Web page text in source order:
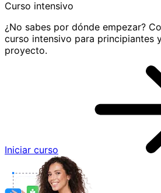
Curso intensivo
¿No sabes por dónde empezar?
curso intensivo para principiantes
proyecto.
Iniciar curso